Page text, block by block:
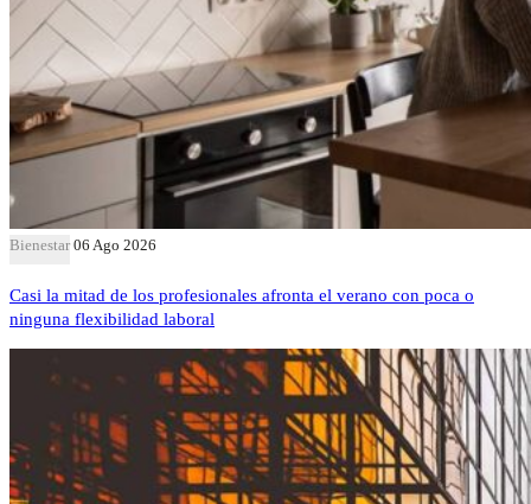
Bienestar 06 Ago 2026
Casi la mitad de los profesionales afronta el verano con poca o
ninguna flexibilidad laboral